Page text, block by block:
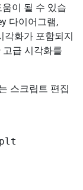
이 될 수 있습
다이어그램,
화가 포함되지
급 시각화를
스크립트 편집